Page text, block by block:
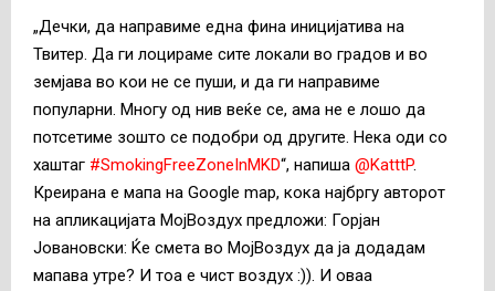
„Дечки, да направиме една фина иницијатива на
Твитер. Да ги лоцираме сите локали во градов и во
земјава во кои не се пуши, и да ги направиме
популарни. Многу од нив веќе се, ама не е лошо да
потсетиме зошто се подобри од другите. Нека оди со
хаштаг #SmokingFreeZoneInMKD“, напиша @KatttP.
Креирана е мапа на Google map, кока најбргу авторот
на апликацијата МојВоздух предложи: Горјан
Јовановски: Ќе смета во МојВоздух да ја додадам
мапава утре? И тоа е чист воздух :)). И оваа